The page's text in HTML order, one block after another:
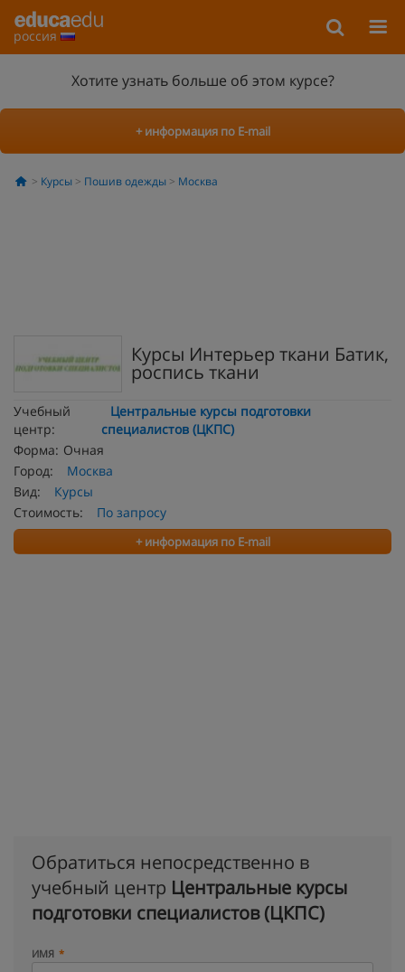
россия
Хотите узнать больше об этом курсе?
+ информация по E-mail
Курсы Пошив одежды Москва
Курсы Интерьер ткани Батик,
роспись ткани
Учебный
центр:
Центральные курсы подготовки
специалистов (ЦКПС)
Форма: Очная
Город:
Москва
Вид:
Курсы
Стоимость:
По запросу
+ информация по E-mail
Обратиться непосредственно в
учебный центр Центральные курсы
подготовки специалистов (ЦКПС)
ИМЯ